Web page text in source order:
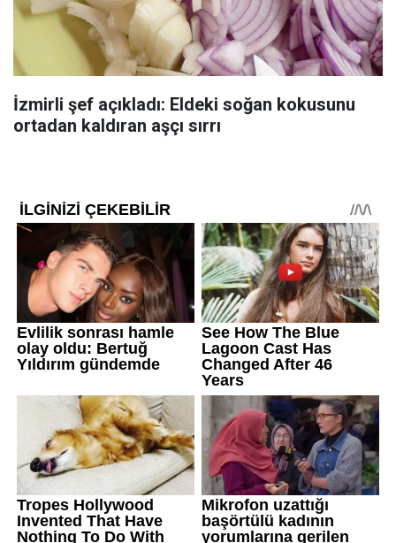
İzmirli şef açıkladı: Eldeki soğan kokusunu
ortadan kaldıran aşçı sırrı